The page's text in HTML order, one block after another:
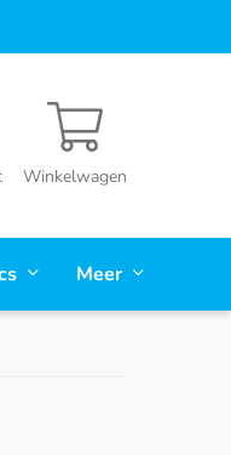
Winkelwagen
Meer